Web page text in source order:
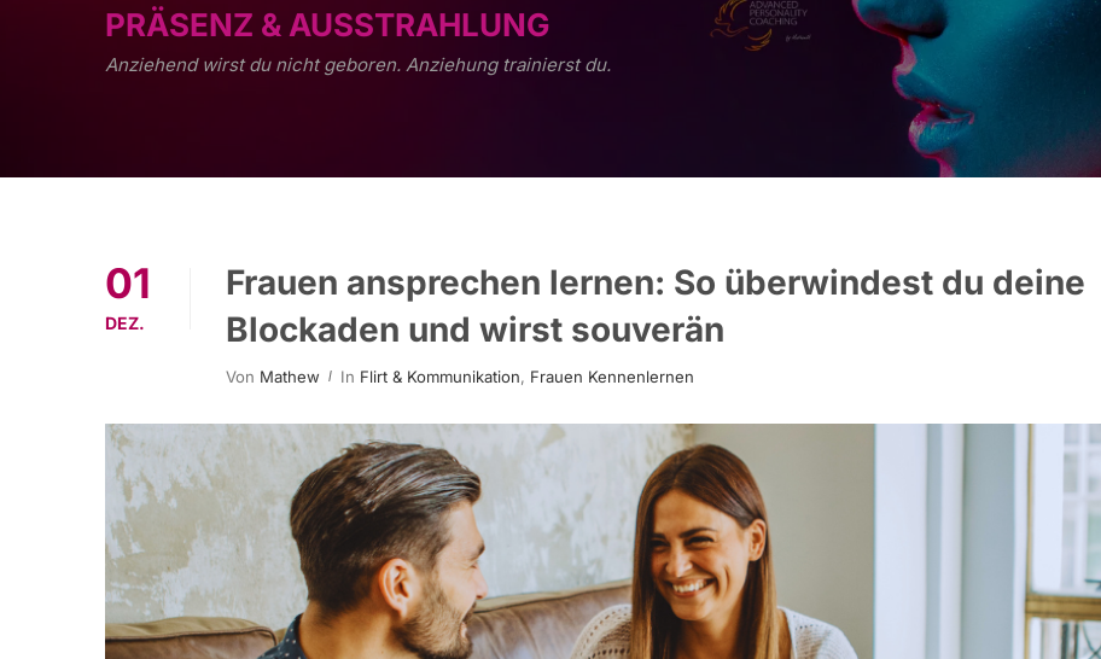
PRÄSENZ & AUSSTRAHLUNG
Anziehend wirst du nicht geboren. Anziehung trainierst du.
01
DEZ.
Frauen ansprechen lernen: So überwindest du deine
Blockaden und wirst souverän
Von Mathew In Flirt & Kommunikation, Frauen Kennenlernen